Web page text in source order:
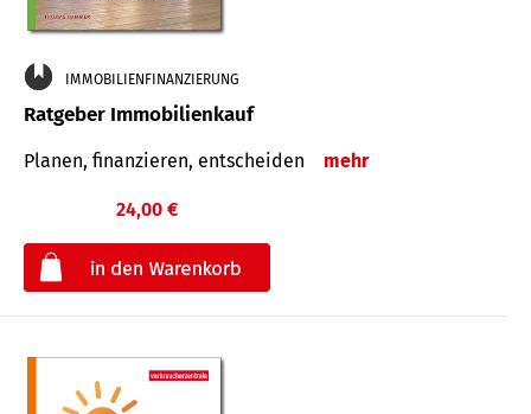
IMMOBILIENFINANZIERUNG
Ratgeber Immobilienkauf
Planen, finanzieren, entscheiden mehr
24,00 €